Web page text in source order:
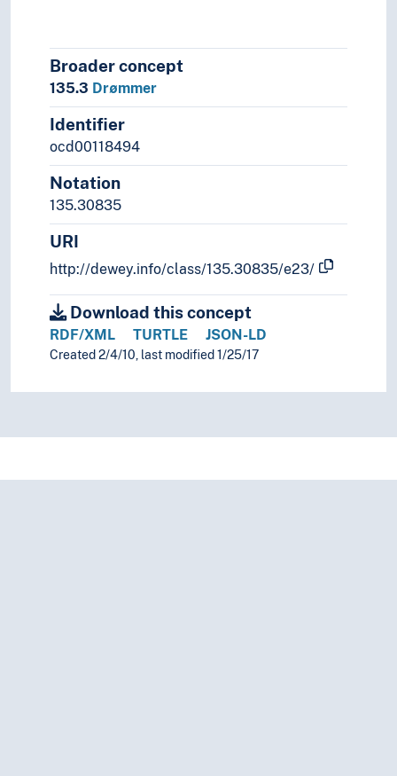
Broader concept
135.3 Drømmer
Identifier
ocd00118494
Notation
135.30835
URI
http://dewey.info/class/135.30835/e23/
Download this concept
RDF/XML TURTLE JSON-LD
Created 2/4/10, last modified 1/25/17